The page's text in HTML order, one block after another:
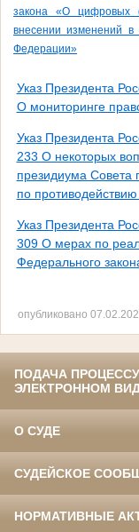
закона «О цифровых
внесении изменений в
Федерации»
Указ Президента
О мониторинге
Указ Президента
233 О некоторых
президиума Совета
по
Указ Президента
309 О мерах по
Федерального
опубликовано
ПОДАЧА
ЭЛЕКТРОННОМ
О СУДЕ
СУДЕЙСКОЕ
НОРМАТИВНЫЕ